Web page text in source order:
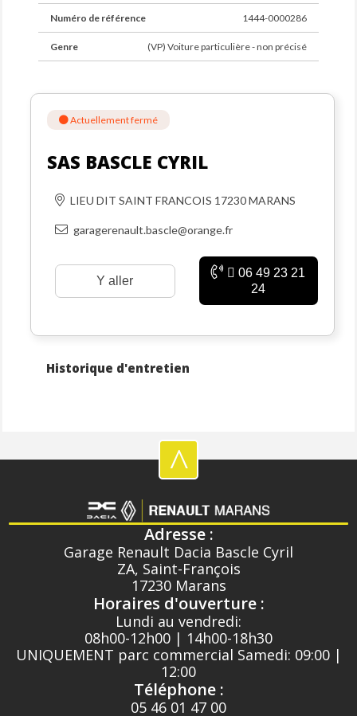
Numéro de référence 1444-0000286
Genre (VP) Voiture particulière - non précisé
Actuellement fermé
SAS BASCLE CYRIL
LIEU DIT SAINT FRANCOIS 17230 MARANS
garagerenault.bascle@orange.fr
Y aller
06 49 23 21
24
Historique d'entretien
^
Adresse :
Garage Renault Dacia Bascle Cyril
ZA, Saint-François
17230 Marans
Horaires d'ouverture :
Lundi au vendredi:
08h00-12h00 | 14h00-18h30
UNIQUEMENT parc commercial Samedi: 09:00 |
12:00
Téléphone :
05 46 01 47 00